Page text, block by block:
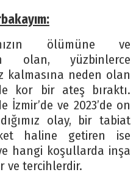
ölümüne ve
olan, yüzbinlerce
kalmasına neden olan
kor bir ateş bıraktı.
İzmir’de ve 2023’de on
olay, bir tabiat
haline getiren ise
hangi koşullarda inşa
ve tercihlerdir.